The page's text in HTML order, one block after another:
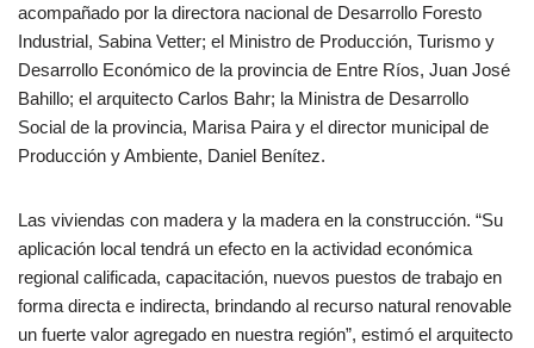
acompañado por la directora nacional de Desarrollo Foresto
Industrial, Sabina Vetter; el Ministro de Producción, Turismo y
Desarrollo Económico de la provincia de Entre Ríos, Juan José
Bahillo; el arquitecto Carlos Bahr; la Ministra de Desarrollo
Social de la provincia, Marisa Paira y el director municipal de
Producción y Ambiente, Daniel Benítez.
Las viviendas con madera y la madera en la construcción. “Su
aplicación local tendrá un efecto en la actividad económica
regional calificada, capacitación, nuevos puestos de trabajo en
forma directa e indirecta, brindando al recurso natural renovable
un fuerte valor agregado en nuestra región”, estimó el arquitecto